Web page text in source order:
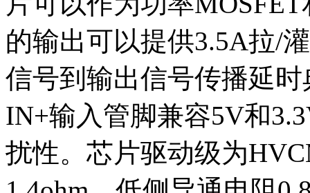
的输出可以提供3.5A拉/
信号到输出信号传播延
IN+输入管脚兼容5V和
扰性。芯片驱动级为